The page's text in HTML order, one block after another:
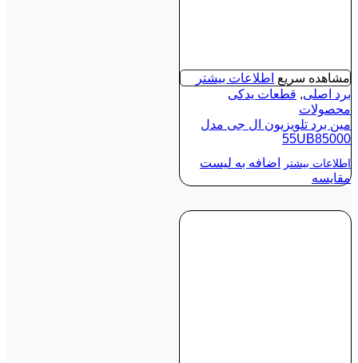
مشاهده سریع اطلاعات بیشتر
برد اصلی, قطعات یدکی
محصولات
مین برد تلویزیون ال جی مدل
55UB85000
اطلاعات بیشتر
اضافه به لیست
مقایسه